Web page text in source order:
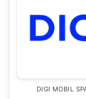
DIGI MOBIL